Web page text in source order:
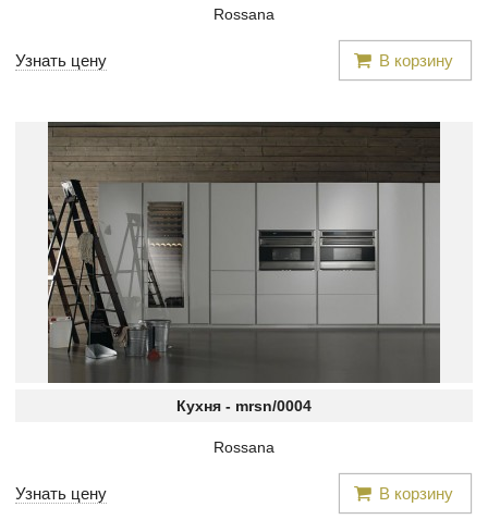
Rossana
Узнать цену В корзину
Кухня - mrsn/0004
Rossana
Узнать цену В корзину